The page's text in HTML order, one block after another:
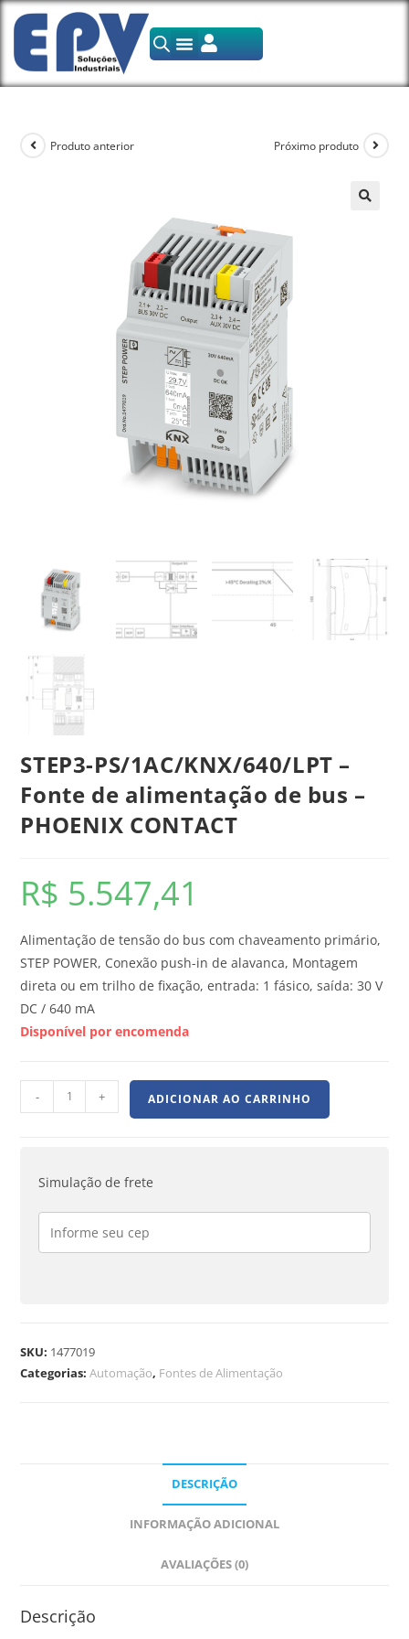
Produto anterior Próximo produto
STEP3-PS/1AC/KNX/640/LPT –
Fonte de alimentação de bus –
PHOENIX CONTACT
R$ 5.547,41
Alimentação de tensão do bus com chaveamento primário,
STEP POWER, Conexão push-in de alavanca, Montagem
direta ou em trilho de fixação, entrada: 1 fásico, saída: 30 V
DC / 640 mA
Disponível por encomenda
- + ADICIONAR AO CARRINHO
Simulação de frete
SKU: 1477019
Categorias:Automação, Fontes de Alimentação
DESCRIÇÃO
INFORMAÇÃO ADICIONAL
AVALIAÇÕES (0)
Descrição